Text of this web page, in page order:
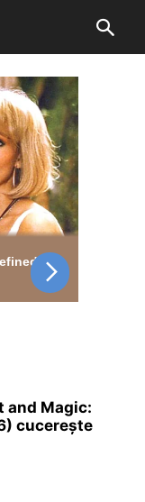
and Magic:
cucerește